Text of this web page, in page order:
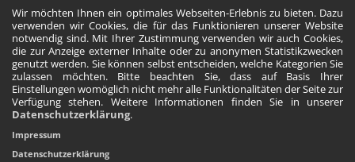
Wir möchten Ihnen ein optimales Webseiten-Erlebnis zu bieten. Dazu
verwenden wir Cookies, die für das Funktionieren unserer Website
notwendig sind. Mit Ihrer Zustimmung verwenden wir auch Cookies,
die zur Anzeige externer Inhalte oder zu anonymen Statistikzwecken
genutzt werden. Sie können selbst entscheiden, welche Kategorien Sie
zulassen möchten. Bitte beachten Sie, dass auf Basis Ihrer
Einstellungen womöglich nicht mehr alle Funktionalitäten der Seite zur
Verfügung stehen. Weitere Informationen finden Sie in unserer
Datenschutzerklärung.
Impressum
Datenschutzerklärung